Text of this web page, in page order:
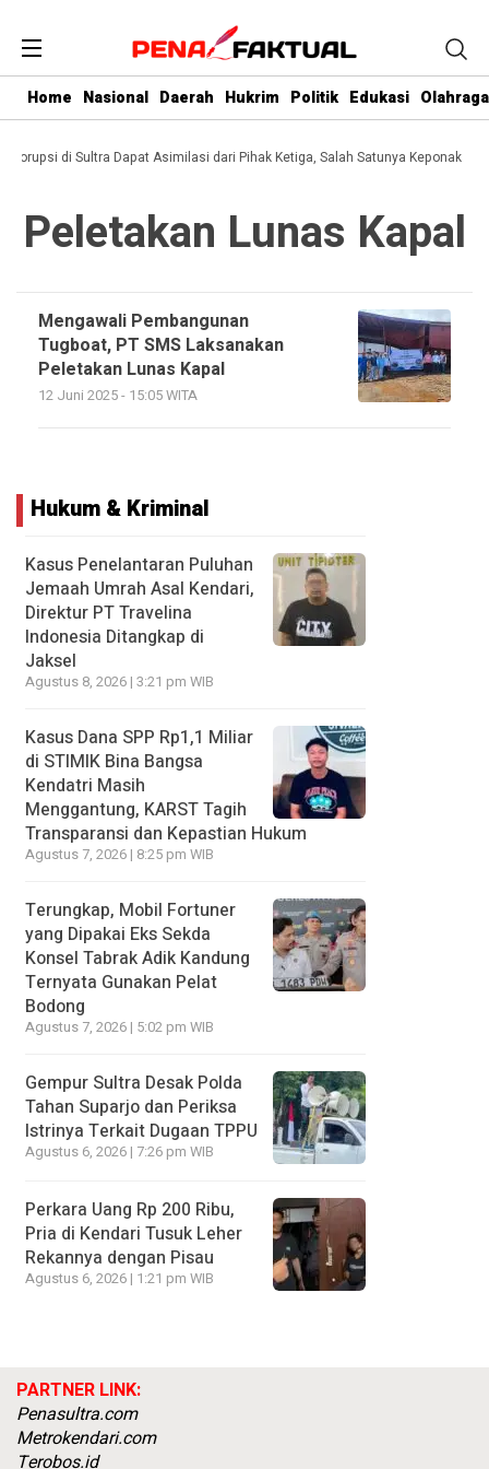
Home Nasional Daerah Hukrim Politik Edukasi Olahraga
Korupsi di Sultra Dapat Asimilasi dari Pihak Ketiga, Salah Satunya Keponakan
Peletakan Lunas Kapal
Mengawali Pembangunan
Tugboat, PT SMS Laksanakan
Peletakan Lunas Kapal
12 Juni 2025 - 15:05 WITA
Hukum & Kriminal
Kasus Penelantaran Puluhan
Jemaah Umrah Asal Kendari,
Direktur PT Travelina
Indonesia Ditangkap di
Jaksel
Agustus 8, 2026 | 3:21 pm WIB
Kasus Dana SPP Rp1,1 Miliar
di STIMIK Bina Bangsa
Kendatri Masih
Menggantung, KARST Tagih
Transparansi dan Kepastian Hukum
Agustus 7, 2026 | 8:25 pm WIB
Terungkap, Mobil Fortuner
yang Dipakai Eks Sekda
Konsel Tabrak Adik Kandung
Ternyata Gunakan Pelat
Bodong
Agustus 7, 2026 | 5:02 pm WIB
Gempur Sultra Desak Polda
Tahan Suparjo dan Periksa
Istrinya Terkait Dugaan TPPU
Agustus 6, 2026 | 7:26 pm WIB
Perkara Uang Rp 200 Ribu,
Pria di Kendari Tusuk Leher
Rekannya dengan Pisau
Agustus 6, 2026 | 1:21 pm WIB
PARTNER LINK:
Penasultra.com
Metrokendari.com
Terobos.id